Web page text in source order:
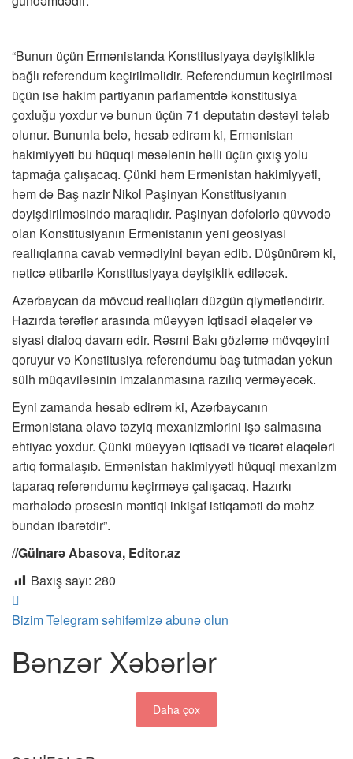
“Bunun üçün Ermənistanda Konstitusiyaya dəyişikliklə
bağlı referendum keçirilməlidir. Referendumun keçirilməsi
üçün isə hakim partiyanın parlamentdə konstitusiya
çoxluğu yoxdur və bunun üçün 71 deputatın dəstəyi tələb
olunur. Bununla belə, hesab edirəm ki, Ermənistan
hakimiyyəti bu hüquqi məsələnin həlli üçün çıxış yolu
tapmağa çalışacaq. Çünki həm Ermənistan hakimiyyəti,
həm də Baş nazir Nikol Paşinyan Konstitusiyanın
dəyişdirilməsində maraqlıdır. Paşinyan dəfələrlə qüvvədə
olan Konstitusiyanın Ermənistanın yeni geosiyasi
reallıqlarına cavab vermədiyini bəyan edib. Düşünürəm ki,
nəticə etibarilə Konstitusiyaya dəyişiklik ediləcək.
Azərbaycan da mövcud reallıqları düzgün qiymətləndirir.
Hazırda tərəflər arasında müəyyən iqtisadi əlaqələr və
siyasi dialoq davam edir. Rəsmi Bakı gözləmə mövqeyini
qoruyur və Konstitusiya referendumu baş tutmadan yekun
sülh müqaviləsinin imzalanmasına razılıq verməyəcək.
Eyni zamanda hesab edirəm ki, Azərbaycanın
Ermənistana əlavə təzyiq mexanizmlərini işə salmasına
ehtiyac yoxdur. Çünki müəyyən iqtisadi və ticarət əlaqələri
artıq formalaşıb. Ermənistan hakimiyyəti hüquqi mexanizm
taparaq referendumu keçirməyə çalışacaq. Hazırkı
mərhələdə prosesin məntiqi inkişaf istiqaməti də məhz
bundan ibarətdir”.
//Gülnarə Abasova, Editor.az
Baxış sayı: 280
Bizim Telegram səhifəmizə abunə olun
Bənzər Xəbərlər
Daha çox